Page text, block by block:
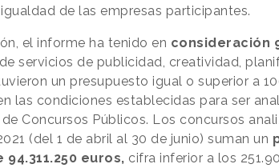
de las empresas participantes.
el informe ha tenido en consideración
servicios de publicidad, creatividad,
un presupuesto igual o superior a
las condiciones establecidas para ser
Concursos Públicos. Los concursos
(del 1 de abril al 30 de junio) suman un
euros, cifra inferior a los